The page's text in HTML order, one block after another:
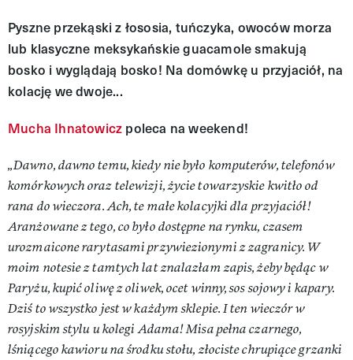
Pyszne przekąski z łososia, tuńczyka, owoców morza
lub klasyczne meksykańskie guacamole smakują
bosko i wyglądają bosko! Na domówkę u przyjaciół, na
kolację we dwoje...
Mucha Ihnatowicz poleca na weekend!
„Dawno, dawno temu, kiedy nie było komputerów, telefonów
komórkowych oraz telewizji, życie towarzyskie kwitło od
rana do wieczora. Ach, te małe kolacyjki dla przyjaciół!
Aranżowane z tego, co było dostępne na rynku, czasem
urozmaicone rarytasami przywiezionymi z zagranicy. W
moim notesie z tamtych lat znalazłam zapis, żeby będąc w
Paryżu, kupić oliwę z oliwek, ocet winny, sos sojowy i kapary.
Dziś to wszystko jest w każdym sklepie. I ten wieczór w
rosyjskim stylu u kolegi Adama! Misa pełna czarnego,
lśniącego kawioru na środku stołu, złociste chrupiące grzanki